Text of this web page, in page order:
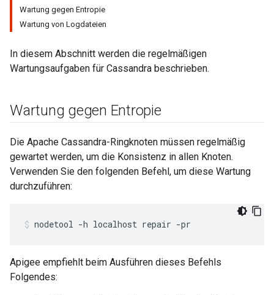
Wartung gegen Entropie
Wartung von Logdateien
In diesem Abschnitt werden die regelmäßigen
Wartungsaufgaben für Cassandra beschrieben.
Wartung gegen Entropie
Die Apache Cassandra-Ringknoten müssen regelmäßig
gewartet werden, um die Konsistenz in allen Knoten.
Verwenden Sie den folgenden Befehl, um diese Wartung
durchzuführen:
nodetool -h localhost repair -pr
Apigee empfiehlt beim Ausführen dieses Befehls
Folgendes: